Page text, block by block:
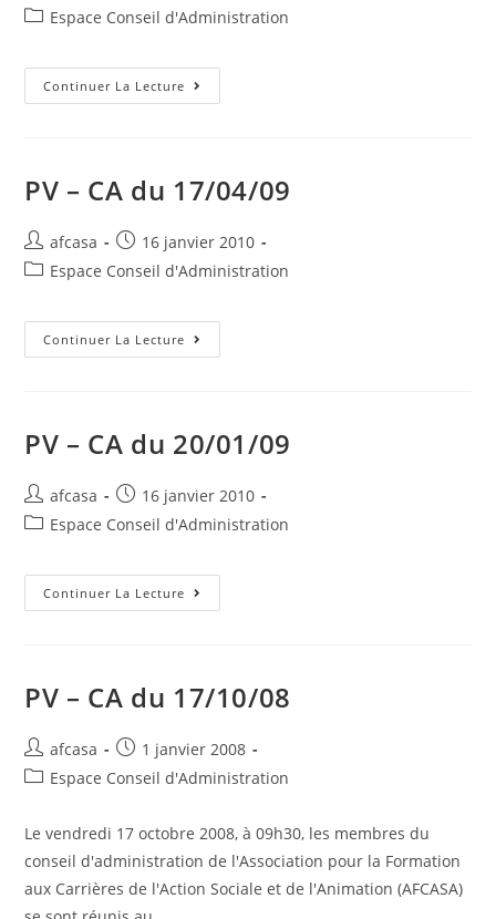
Espace Conseil d'Administration
Continuer La Lecture
PV – CA du 17/04/09
afcasa
16 janvier 2010
Espace Conseil d'Administration
Continuer La Lecture
PV – CA du 20/01/09
afcasa
16 janvier 2010
Espace Conseil d'Administration
Continuer La Lecture
PV – CA du 17/10/08
afcasa
1 janvier 2008
Espace Conseil d'Administration
Le vendredi 17 octobre 2008, à 09h30, les membres du
conseil d'administration de l'Association pour la Formation
aux Carrières de l'Action Sociale et de l'Animation (AFCASA)